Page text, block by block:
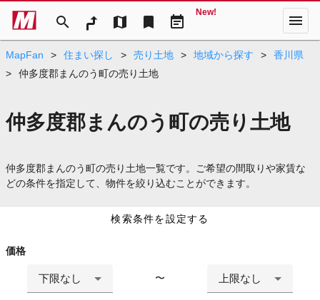
search map bookmark event_note
New! menu
MapFan > 住まい探し > 売り土地 > 地域から探す >
香川県
>
仲多度郡まんのう町の売り土地
仲多度郡まんのう町の売り土地
仲多度郡まんのう町の売り土地一覧です。ご希望の間取りや家賃な
どの条件を指定して、物件を絞り込むことができます。
検索条件を設定する
価格
下限なし 〜 上限なし